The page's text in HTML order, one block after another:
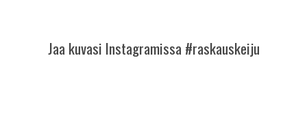
Jaa kuvasi Instagramissa #raskauskeiju